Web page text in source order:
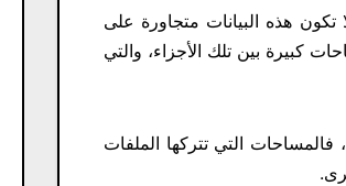
هذه البيانات متجاورة على
كبيرة بين تلك الأجزاء، والتي
التي تتركها الملفات